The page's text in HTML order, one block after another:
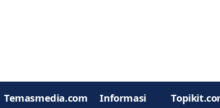
Temasmedia.com Informasi